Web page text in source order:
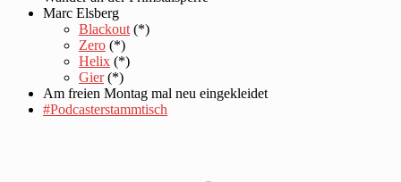
Marc Elsberg
Blackout (*)
Zero (*)
Helix (*)
Gier(*)
Am freien Montag mal neu eingekleidet
#Podcasterstammtisch